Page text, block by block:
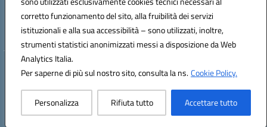
corretto funzionamento del sito, alla fruibilità dei servizi
istituzionali e alla sua accessibilità – sono utilizzati, inoltre,
strumenti statistici anonimizzati messi a disposizione da Web
Analytics Italia.
Per saperne di più sul nostro sito, consulta la ns.Cookie Policy.
Personalizza Rifiuta tutto Accettare tutto
Codice Indice delle Pubbliche Amministrazioni (IPA): istsc_bree02200r
Codice unico di fatturazione (CUF): MIL3BD
Hosting & Powered by 3D Solution S.r.l.
Concept & Design by Designers Italia